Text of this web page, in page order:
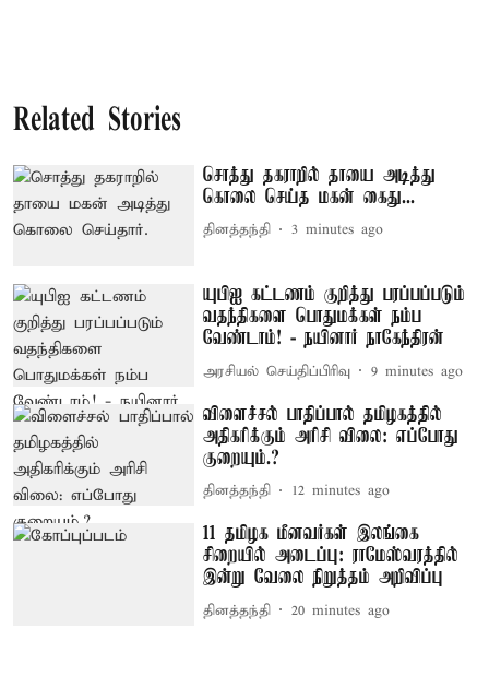
Related Stories
சொத்து தகராறில் தாயை அடித்து
கொலை செய்த மகன் கைது...
தினத்தந்தி 3 minutes ago
யுபிஐ கட்டணம் குறித்து பரப்பப்படும்
வதந்திகளை பொதுமக்கள் நம்ப
வேண்டாம்! - நயினார் நாகேந்திரன்
அரசியல் செய்திப்பிரிவு 9 minutes ago
விளைச்சல் பாதிப்பால் தமிழகத்தில்
அதிகரிக்கும் அரிசி விலை: எப்போது
குறையும்.?
தினத்தந்தி 12 minutes ago
11 தமிழக மீனவர்கள் இலங்கை
சிறையில் அடைப்பு: ராமேஸ்வரத்தில்
இன்று வேலை நிறுத்தம் அறிவிப்பு
தினத்தந்தி 20 minutes ago